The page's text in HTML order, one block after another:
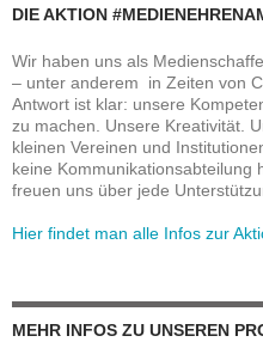
DIE AKTION
Wir haben uns als
– unter anderem in Zeiten von
Antwort ist klar: unsere
zu machen. Unsere Kreativität.
kleinen Vereinen und
keine Kommunikationsabteilung
freuen uns über jede
Hier findet man alle Infos zur
MEHR INFOS ZU UNSEREN